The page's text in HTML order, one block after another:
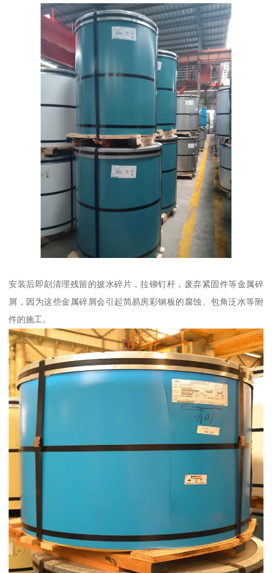
安装后即刻清理残留的披水碎片，拉铆钉杆，废弃紧固件等金属碎
屑，因为这些金属碎屑会引起简易房彩钢板的腐蚀、包角泛水等附
件的施工。